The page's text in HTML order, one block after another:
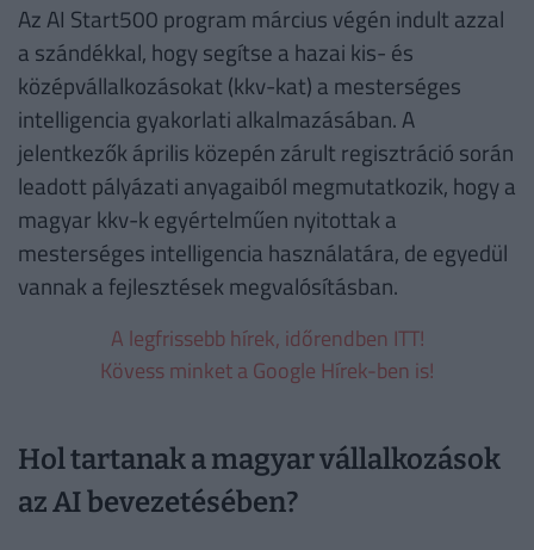
Az AI Start500 program március végén indult azzal
a szándékkal, hogy segítse a hazai kis- és
középvállalkozásokat (kkv-kat) a mesterséges
intelligencia gyakorlati alkalmazásában. A
jelentkezők április közepén zárult regisztráció során
leadott pályázati anyagaiból megmutatkozik, hogy a
magyar kkv-k egyértelműen nyitottak a
mesterséges intelligencia használatára, de egyedül
vannak a fejlesztések megvalósításban.
A legfrissebb hírek, időrendben ITT!
Kövess minket a Google Hírek-ben is!
Hol tartanak a magyar vállalkozások
az AI bevezetésében?